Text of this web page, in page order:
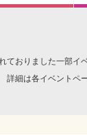
ておりました一部
詳細は各イベントペ